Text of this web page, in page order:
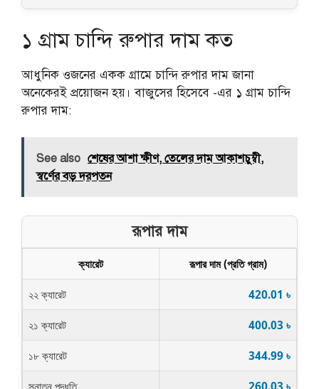
১ গ্রাম চান্দি রুপার দাম কত
আধুনিক ওজনের একক গ্রামে চান্দি রুপার দাম জানা
অনেকেরই প্রয়োজন হয়। বাজুসের হিসেবে -এর ১ গ্রাম চান্দি
রুপার দাম:
See also শেষের আশা ক্ষীণ, তেলের দাম আকাশচুম্বী,
স্বর্ণের বড় দরপতন
রূপার দাম
ক্যারেট রূপার দাম (প্রতি গ্রাম)
২২ ক্যারেট 420.01 ৳
২১ ক্যারেট 400.03 ৳
১৮ ক্যারেট 344.99 ৳
সনাতন পদ্ধতি 260.03 ৳